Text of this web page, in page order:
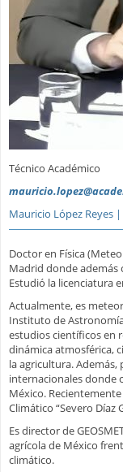
Técnico Académico
Mauricio López
Doctor en Física
Madrid donde además
Estudió la licenciatura
Actualmente, es
Instituto de
estudios científicos en
dinámica atmosférica,
la agricultura.
internacionales donde
México.
Climático “Severo Díaz
Es director de
agrícola de México
climático.